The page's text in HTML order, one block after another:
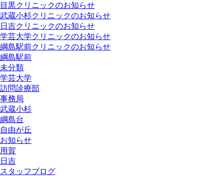
目黒クリニックのお知らせ
武蔵小杉クリニックのお知らせ
日吉クリニックのお知らせ
学芸大学クリニックのお知らせ
綱島駅前クリニックのお知らせ
綱島駅前
未分類
学芸大学
訪問診療部
事務局
武蔵小杉
綱島台
自由が丘
お知らせ
用賀
日吉
スタッフブログ